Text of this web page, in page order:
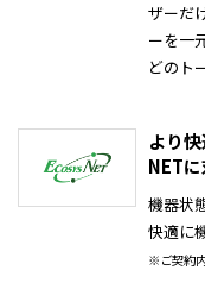
ザーだ
ーを一
どのト
より
NET
機器状
快適に
※ご契約